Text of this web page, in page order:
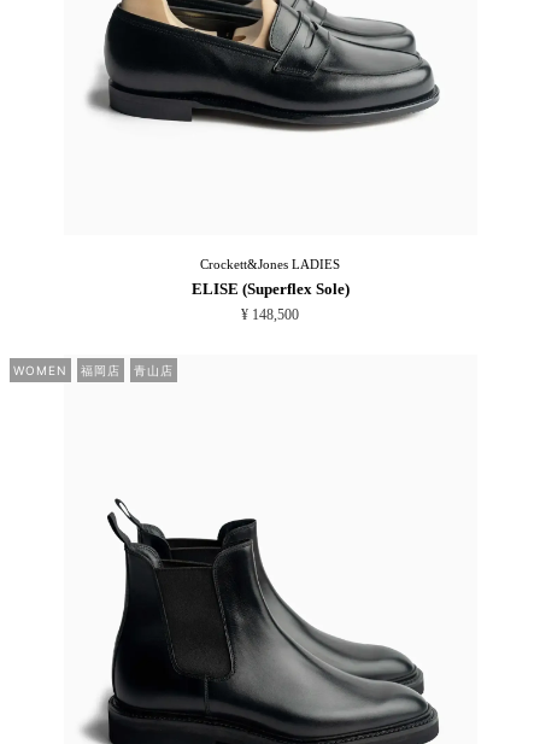
Crockett&Jones LADIES
ELISE (Superflex Sole)
¥ 148,500
WOMEN 福岡店 青山店